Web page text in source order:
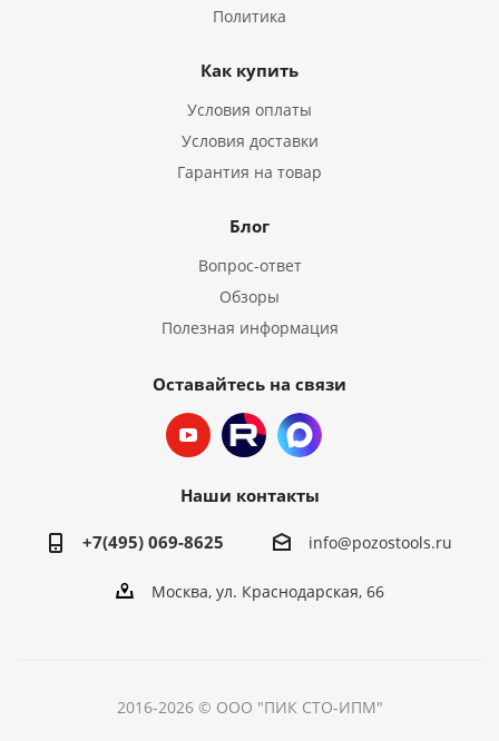
Политика
Как купить
Условия оплаты
Условия доставки
Гарантия на товар
Блог
Вопрос-ответ
Обзоры
Полезная информация
Оставайтесь на связи
Наши контакты
+7(495) 069-8625 info@pozostools.ru
Москва, ул. Краснодарская, 66
2016-2026 © ООО "ПИК СТО-ИПМ"